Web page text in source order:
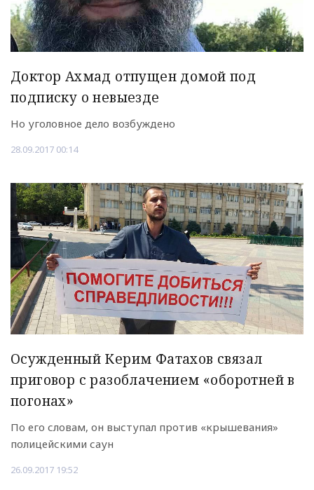
Доктор Ахмад отпущен домой под
подписку о невыезде
Но уголовное дело возбуждено
28.09.2017 00:14
Осужденный Керим Фатахов связал
приговор с разоблачением «оборотней в
погонах»
По его словам, он выступал против «крышевания»
полицейскими саун
26.09.2017 19:52